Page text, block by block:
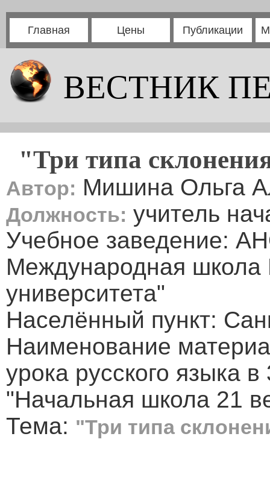
Главная Цены Публикации
ВЕСТНИК
"Три типа
Автор: Мишина Ольга
Должность: учитель
Учебное заведение:
Международная школа
университета"
Населённый пункт:
Наименование
урока русского языка
"Начальная школа 21
Тема: "Три типа